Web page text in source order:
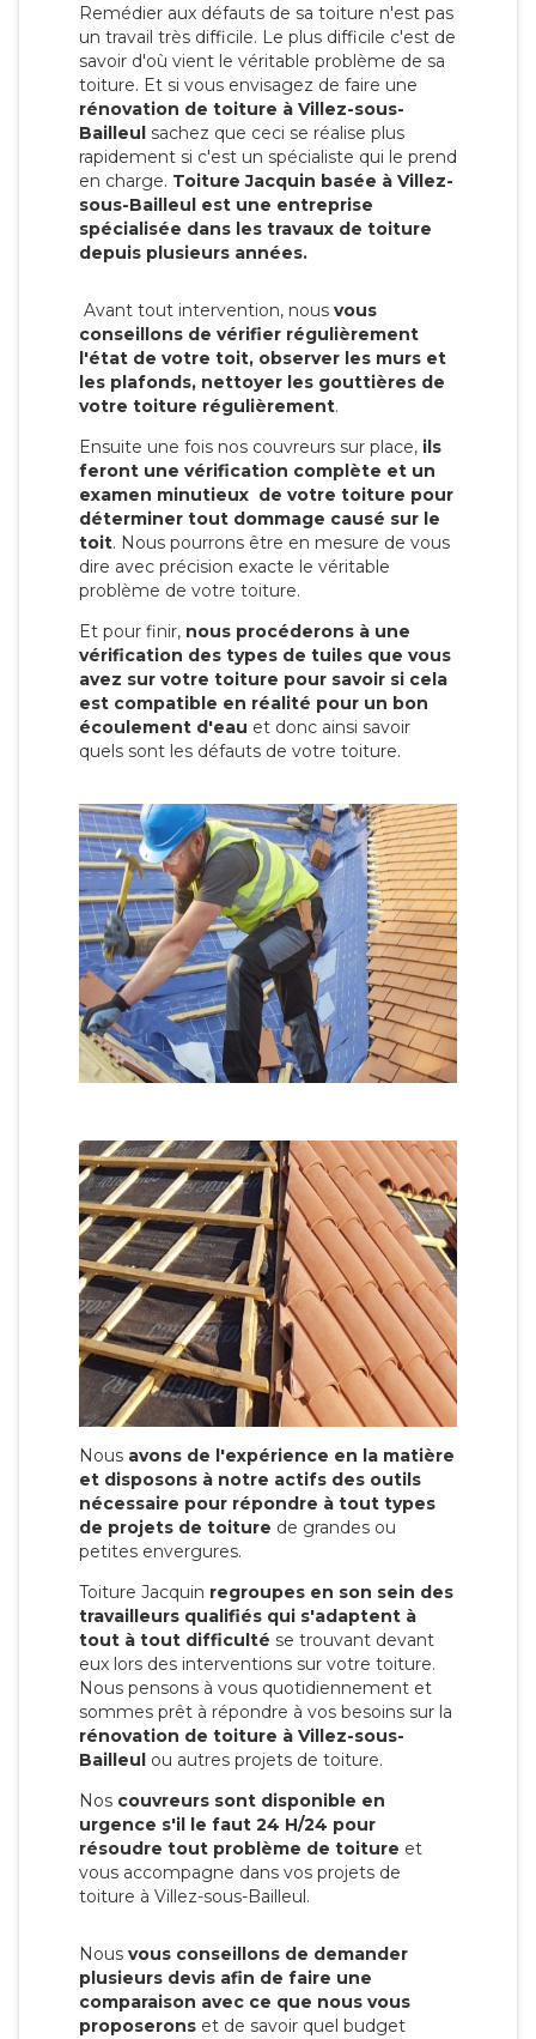
Remédier aux défauts de sa toiture n'est pas
un travail très difficile. Le plus difficile c'est de
savoir d'où vient le véritable problème de sa
toiture. Et si vous envisagez de faire une
rénovation de toiture à Villez-sous-
Bailleul sachez que ceci se réalise plus
rapidement si c'est un spécialiste qui le prend
en charge. Toiture Jacquin basée à Villez-
sous-Bailleul est une entreprise
spécialisée dans les travaux de toiture
depuis plusieurs années.
Avant tout intervention, nous vous
conseillons de vérifier régulièrement
l'état de votre toit, observer les murs et
les plafonds, nettoyer les gouttières de
votre toiture régulièrement.
Ensuite une fois nos couvreurs sur place, ils
feront une vérification complète et un
examen minutieux de votre toiture pour
déterminer tout dommage causé sur le
toit. Nous pourrons être en mesure de vous
dire avec précision exacte le véritable
problème de votre toiture.
Et pour finir, nous procéderons à une
vérification des types de tuiles que vous
avez sur votre toiture pour savoir si cela
est compatible en réalité pour un bon
écoulement d'eau et donc ainsi savoir
quels sont les défauts de votre toiture.
Nous avons de l'expérience en la matière
et disposons à notre actifs des outils
nécessaire pour répondre à tout types
de projets de toiture de grandes ou
petites envergures.
Toiture Jacquin regroupes en son sein des
travailleurs qualifiés qui s'adaptent à
tout à tout difficulté se trouvant devant
eux lors des interventions sur votre toiture.
Nous pensons à vous quotidiennement et
sommes prêt à répondre à vos besoins sur la
rénovation de toiture à Villez-sous-
Bailleul ou autres projets de toiture.
Nos couvreurs sont disponible en
urgence s'il le faut 24 H/24 pour
résoudre tout problème de toiture et
vous accompagne dans vos projets de
toiture à Villez-sous-Bailleul.
Nous vous conseillons de demander
plusieurs devis afin de faire une
comparaison avec ce que nous vous
proposerons et de savoir quel budget